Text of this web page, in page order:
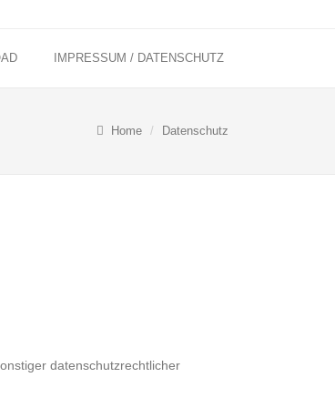
IMPRESSUM / DATENSCHUTZ
Home Datenschutz
datenschutzrechtlicher